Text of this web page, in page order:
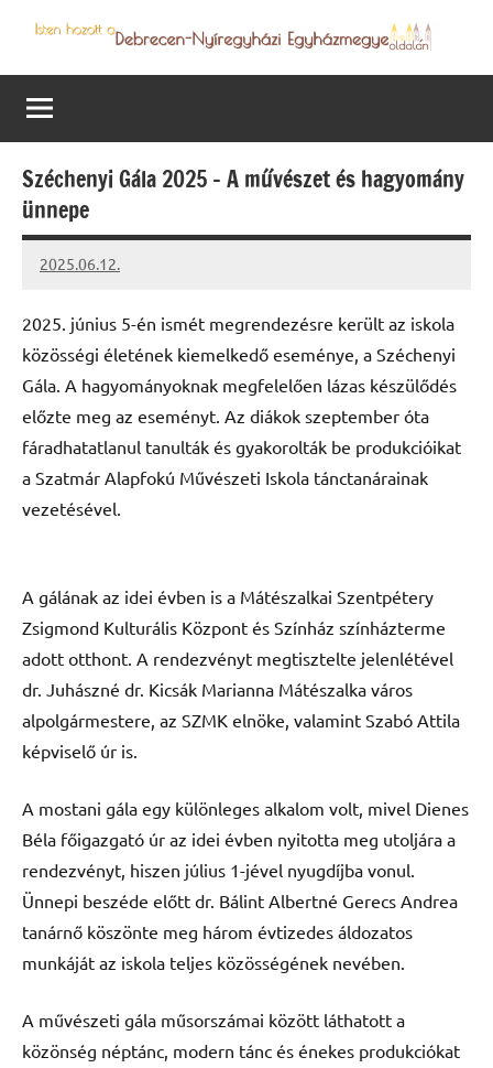
content
Debrecen-
Nyíregyházi
Egyházmegye
programjai
Széchenyi Gála 2025 – A művészet és hagyomány
ünnepe
2025.06.12.
Leiszt
2025. június 5-én ismét megrendezésre került az iskola
közösségi életének kiemelkedő eseménye, a Széchenyi
Gála. A hagyományoknak megfelelően lázas készülődés
előzte meg az eseményt. Az diákok szeptember óta
fáradhatatlanul tanulták és gyakorolták be produkcióikat
a Szatmár Alapfokú Művészeti Iskola tánctanárainak
vezetésével.
A gálának az idei évben is a Mátészalkai Szentpétery
Zsigmond Kulturális Központ és Színház színházterme
adott otthont. A rendezvényt megtisztelte jelenlétével
dr. Juhászné dr. Kicsák Marianna Mátészalka város
alpolgármestere, az SZMK elnöke, valamint Szabó Attila
képviselő úr is.
A mostani gála egy különleges alkalom volt, mivel Dienes
Béla főigazgató úr az idei évben nyitotta meg utoljára a
rendezvényt, hiszen július 1-jével nyugdíjba vonul.
Ünnepi beszéde előtt dr. Bálint Albertné Gerecs Andrea
tanárnő köszönte meg három évtizedes áldozatos
munkáját az iskola teljes közösségének nevében.
A művészeti gála műsorszámai között láthatott a
közönség néptánc, modern tánc és énekes produkciókat